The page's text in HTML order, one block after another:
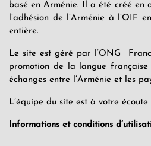
basé en Arménie. Il a été créé en
l’adhésion de l’Arménie à l’OIF
entière.
Le site est géré par l’ONG
promotion de la langue
échanges entre l’Arménie et les
L’équipe du site est à votre
Informations et conditions